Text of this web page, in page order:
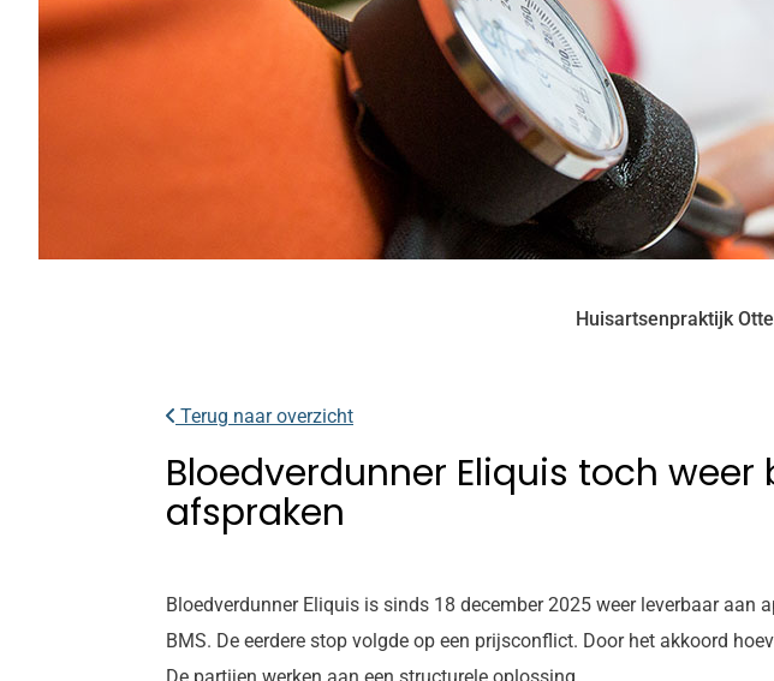
Huisartsenpraktijk
Terug naar overzicht
Bloedverdunner Eliquis toch
afspraken
Bloedverdunner Eliquis is sinds 18 december 2025 weer leverbaar
BMS. De eerdere stop volgde op een prijsconflict. Door het akkoord